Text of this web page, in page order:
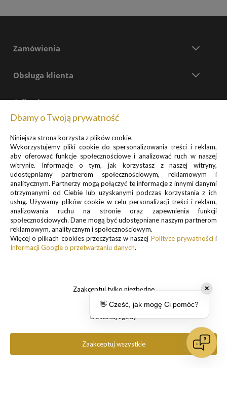
Zamówienia
Obsługa klienta
O firmie
+48 699 577 774
pon - pt: 8:00 - 17:30
Formularz kontaktowy
sklep@pancernik.eu
Lotnicza 35A
63-400 Ostrów Wielkopolski
Informacje o przetwarzaniu danych osobowych znajdują się w pkt.
✕
👋 Cześć, jak mogę Ci pomóc?
Dbamy o Twoją prywatność
Niniejsza strona korzysta z plików cookie.
Wykorzystujemy pliki cookie do spersonalizowania treści i reklam,
aby oferować funkcje społecznościowe i analizować ruch w naszej
witrynie. Informacje o tym, jak korzystasz z naszej witryny,
udostępniamy partnerom społecznościowym, reklamowym i
analitycznym. Partnerzy mogą połączyć te informacje z innymi danymi
otrzymanymi od Ciebie lub uzyskanymi podczas korzystania z ich
usług. Używamy plików cookie w celu personalizacji treści i reklam,
analizowania ruchu na stronie oraz zapewnienia funkcji
społecznościowych. Dane mogą być udostępniane naszym partnerom
reklamowym, analitycznym i społecznościowym.
Więcej o plikach cookies przeczytasz w naszej Polityce prywatnościi
Informacji Google o przetwarzaniu danych.
Zaakceptuj tylko niezbędne
Dostosuj zgody
Zaakceptuj wszystkie